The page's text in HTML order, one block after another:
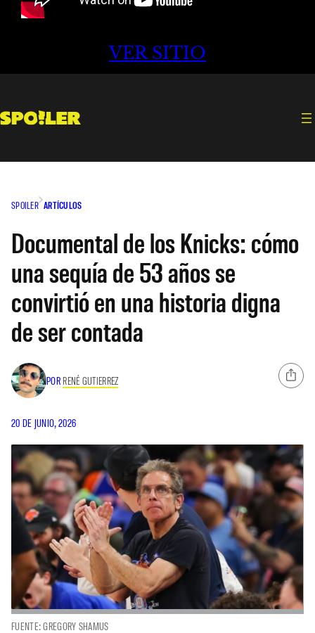
VER SITIO
SPOILER ARTÍCULOS
Documental de los Knicks: cómo
una sequía de 53 años se
convirtió en una historia digna
de ser contada
POR RENÉ GUTIERREZ
20 DE JUNIO, 2026
FUENTE: GREGORY SHAMUS